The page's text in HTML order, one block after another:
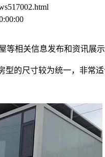
等相关信息发布和资讯展示
的尺寸较为统一，非常